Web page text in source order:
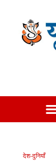
देश-दुनियाँ